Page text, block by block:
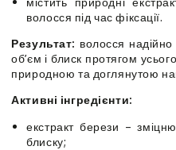
волосся під час фіксації.
Результат: волосся
об’єм і блиск протягом
природною та доглянутою
Активні інгредієнти:
екстракт берези –
блиску;